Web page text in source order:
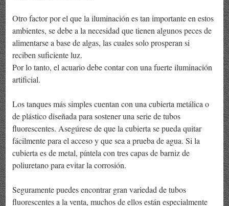
Otro factor por el que la iluminación es tan importante en estos
ambientes, se debe a la necesidad que tienen algunos peces de
alimentarse a base de algas, las cuales solo prosperan si
reciben suficiente luz.
Por lo tanto, el acuario debe contar con una fuerte iluminación
artificial.
Los tanques más simples cuentan con una cubierta metálica o
de plástico diseñada para sostener una serie de tubos
fluorescentes. Asegúrese de que la cubierta se pueda quitar
fácilmente para el acceso y que sea a prueba de agua. Si la
cubierta es de metal, píntela con tres capas de barniz de
poliuretano para evitar la corrosión.
Seguramente puedes encontrar gran variedad de tubos
fluorescentes a la venta, muchos de ellos están especialmente